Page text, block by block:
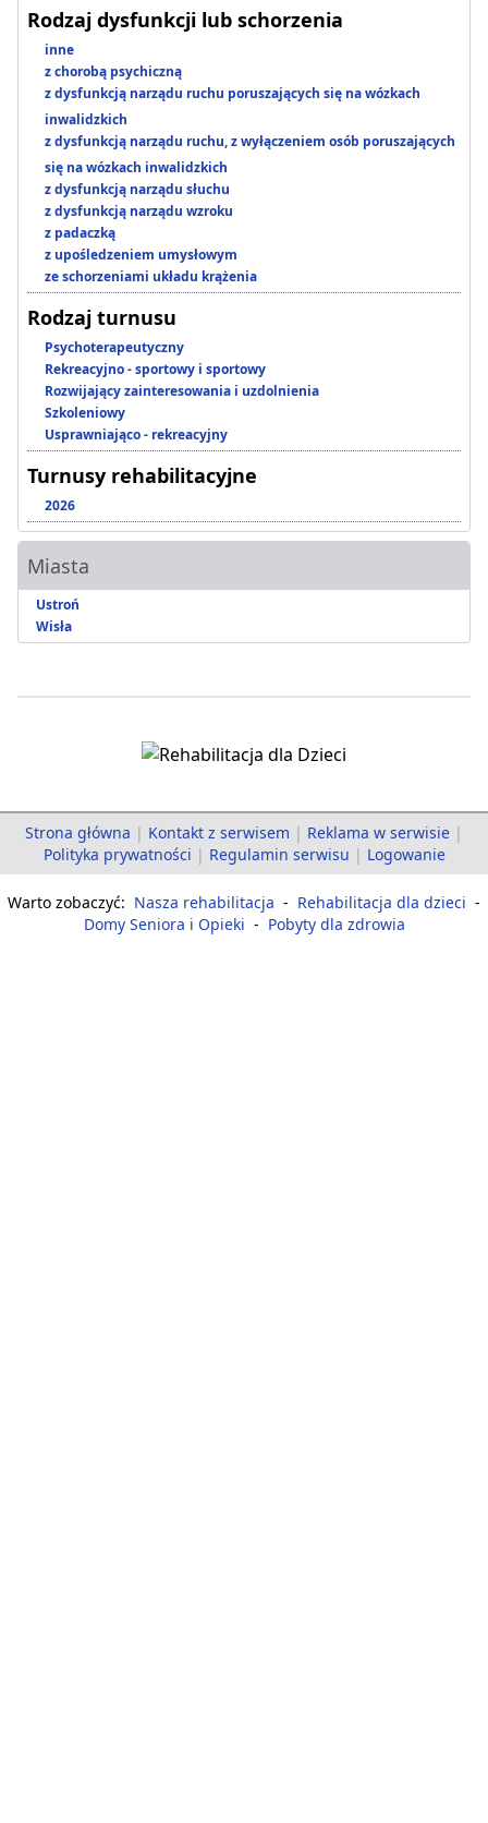
Rodzaj dysfunkcji lub schorzenia
inne
z chorobą psychiczną
z dysfunkcją narządu ruchu poruszających się na wózkach
inwalidzkich
z dysfunkcją narządu ruchu, z wyłączeniem osób poruszających
się na wózkach inwalidzkich
z dysfunkcją narządu słuchu
z dysfunkcją narządu wzroku
z padaczką
z upośledzeniem umysłowym
ze schorzeniami układu krążenia
Rodzaj turnusu
Psychoterapeutyczny
Rekreacyjno - sportowy i sportowy
Rozwijający zainteresowania i uzdolnienia
Szkoleniowy
Usprawniająco - rekreacyjny
Turnusy rehabilitacyjne
2026
Miasta
Ustroń
Wisła
Strona główna | Kontakt z serwisem | Reklama w serwisie |
Polityka prywatności | Regulamin serwisu | Logowanie
Warto zobaczyć: Nasza rehabilitacja - Rehabilitacja dla dzieci -
Domy Seniora i Opieki - Pobyty dla zdrowia